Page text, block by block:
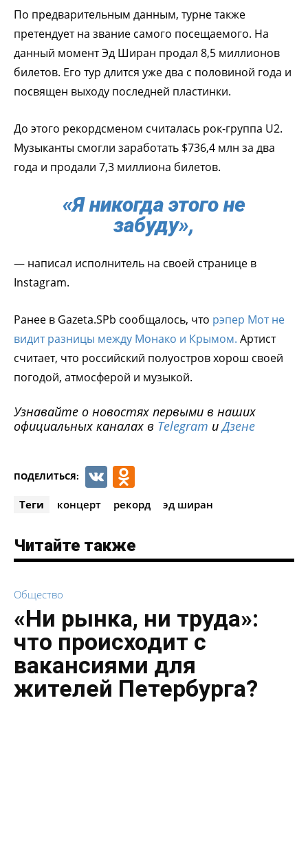
По предварительным данным, турне также
претендует на звание самого посещаемого. На
данный момент Эд Ширан продал 8,5 миллионов
билетов. Его тур длится уже два с половиной года и
посвящен выходу последней пластинки.
До этого рекордсменом считалась рок-группа U2.
Музыканты смогли заработать $736,4 млн за два
года и продали 7,3 миллиона билетов.
«Я никогда этого не
забуду»,
— написал исполнитель на своей странице в
Instagram.
Ранее в Gazeta.SPb сообщалось, что рэпер Мот не
видит разницы между Монако и Крымом. Артист
считает, что российский полуостров хорош своей
погодой, атмосферой и музыкой.
Узнавайте о новостях первыми в наших
официальных каналах в Telegram иДзене
ПОДЕЛИТЬСЯ: VK
Теги концерт рекорд эд ширан
Читайте также
Общество
«Ни рынка, ни труда»:
что происходит с
вакансиями для
жителей Петербурга?